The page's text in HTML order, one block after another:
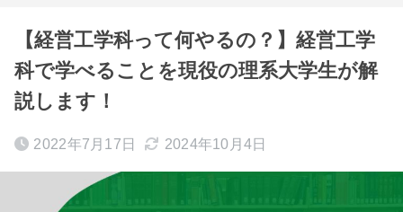
【経営工学科って何やるの？】経営工学
科で学べることを現役の理系大学生が解
説します！
2022年7月17日 2024年10月4日